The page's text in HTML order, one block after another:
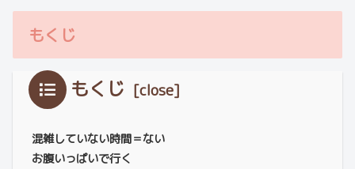
もくじ
もくじ
混雑していない時間＝ない
お腹いっぱいで行く